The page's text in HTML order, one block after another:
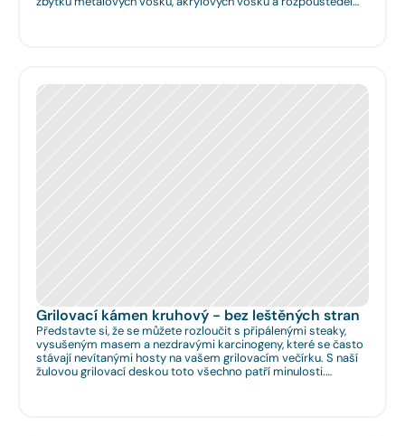
Grilovací kámen kruhový - bez leštěných stran
Představte si, že se můžete rozloučit s připálenými steaky,
vysušeným masem a nezdravými karcinogeny, které se často
stávají nevítanými hosty na vašem grilovacím večírku. S naší
žulovou grilovací deskou toto všechno patří minulosti.